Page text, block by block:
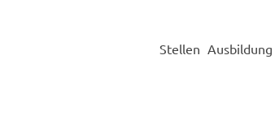
Stellen Ausbildung